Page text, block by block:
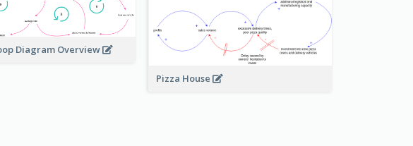
Diagram Overview
Pizza House